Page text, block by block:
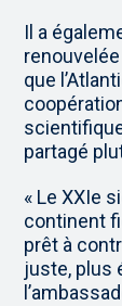
Il a
que
partagé
« Le XXIe
continent
prêt à
juste, plus